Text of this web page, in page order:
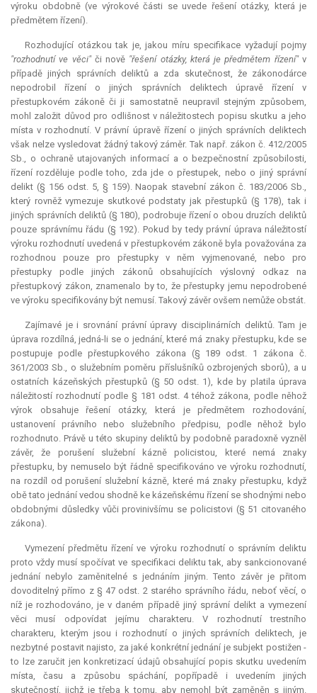
výroku obdobně (ve výrokové části se uvede řešení otázky, která je
předmětem řízení).
Rozhodující otázkou tak je, jakou míru specifikace vyžadují pojmy
"rozhodnutí ve věci"či nově "řešení otázky, která je předmětem řízení"v
případě jiných správních deliktů a zda skutečnost, že zákonodárce
nepodrobil řízení o jiných správních deliktech úpravě řízení v
přestupkovém zákoně či ji samostatně neupravil stejným způsobem,
mohl založit důvod pro odlišnost v náležitostech popisu skutku a jeho
místa v rozhodnutí. V právní úpravě řízení o jiných správních deliktech
však nelze vysledovat žádný takový záměr. Tak např. zákon č. 412/2005
Sb., o ochraně utajovaných informací a o bezpečnostní způsobilosti,
řízení rozděluje podle toho, zda jde o přestupek, nebo o jiný správní
delikt (§ 156 odst. 5, § 159). Naopak stavební zákon č. 183/2006 Sb.,
který rovněž vymezuje skutkové podstaty jak přestupků (§ 178), tak i
jiných správních deliktů (§ 180), podrobuje řízení o obou druzích deliktů
pouze správnímu řádu (§ 192). Pokud by tedy právní úprava náležitostí
výroku rozhodnutí uvedená v přestupkovém zákoně byla považována za
rozhodnou pouze pro přestupky v něm vyjmenované, nebo pro
přestupky podle jiných zákonů obsahujících výslovný odkaz na
přestupkový zákon, znamenalo by to, že přestupky jemu nepodrobené
ve výroku specifikovány být nemusí. Takový závěr ovšem nemůže obstát.
Zajímavé je i srovnání právní úpravy disciplinárních deliktů. Tam je
úprava rozdílná, jedná-li se o jednání, které má znaky přestupku, kde se
postupuje podle přestupkového zákona (§ 189 odst. 1 zákona č.
361/2003 Sb., o služebním poměru příslušníků ozbrojených sborů), a u
ostatních kázeňských přestupků (§ 50 odst. 1), kde by platila úprava
náležitostí rozhodnutí podle § 181 odst. 4 téhož zákona, podle něhož
výrok obsahuje řešení otázky, která je předmětem rozhodování,
ustanovení právního nebo služebního předpisu, podle něhož bylo
rozhodnuto. Právě u této skupiny deliktů by podobně paradoxně vyzněl
závěr, že porušení služební kázně policistou, které nemá znaky
přestupku, by nemuselo být řádně specifikováno ve výroku rozhodnutí,
na rozdíl od porušení služební kázně, které má znaky přestupku, když
obě tato jednání vedou shodně ke kázeňskému řízení se shodnými nebo
obdobnými důsledky vůči provinivšímu se policistovi (§ 51 citovaného
zákona).
Vymezení předmětu řízení ve výroku rozhodnutí o správním deliktu
proto vždy musí spočívat ve specifikaci deliktu tak, aby sankcionované
jednání nebylo zaměnitelné s jednáním jiným. Tento závěr je přitom
dovoditelný přímo z § 47 odst. 2 starého správního řádu, neboť věcí, o
níž je rozhodováno, je v daném případě jiný správní delikt a vymezení
věci musí odpovídat jejímu charakteru. V rozhodnutí trestního
charakteru, kterým jsou i rozhodnutí o jiných správních deliktech, je
nezbytné postavit najisto, za jaké konkrétní jednání je subjekt postižen -
to lze zaručit jen konkretizací údajů obsahující popis skutku uvedením
místa, času a způsobu spáchání, popřípadě i uvedením jiných
skutečností, jichž je třeba k tomu, aby nemohl být zaměněn s jiným.